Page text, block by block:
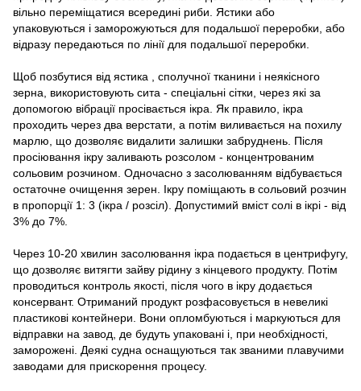
вільно переміщатися всередині риби. Ястики або
упаковуються і заморожуються для подальшої переробки, або
відразу передаються по лінії для подальшої переробки.
Щоб позбутися від ястика , сполучної тканини і неякісного
зерна, використовують сита - спеціальні сітки, через які за
допомогою вібрації просівається ікра. Як правило, ікра
проходить через два верстати, а потім виливається на похилу
марлю, що дозволяє видалити залишки забруднень. Після
просіювання ікру заливають розсолом - концентрованим
сольовим розчином. Одночасно з засолюванням відбувається
остаточне очищення зерен. Ікру поміщають в сольовий розчин
в пропорції 1: 3 (ікра / розсіл). Допустимий вміст солі в ікрі - від
3% до 7%.
Через 10-20 хвилин засолювання ікра подається в центрифугу,
що дозволяє витягти зайву рідину з кінцевого продукту. Потім
проводиться контроль якості, після чого в ікру додається
консервант. Отриманий продукт розфасовується в невеликі
пластикові контейнери. Вони опломбуються і маркуються для
відправки на завод, де будуть упаковані і, при необхідності,
заморожені. Деякі судна оснащуються так званими плавучими
заводами для прискорення процесу.